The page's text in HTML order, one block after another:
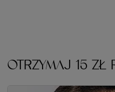
OTRZYMAJ 15 ZŁ